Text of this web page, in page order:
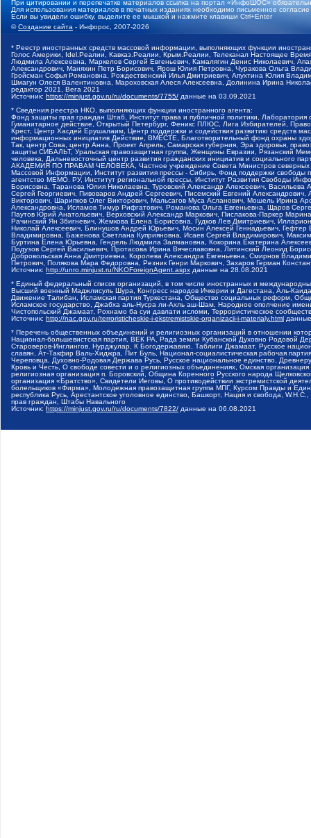
При цитировании и перепечатке материалов ссылка на портал «ИнфоШОС»
Для использования материалов в печатных изданиях необходимо письменное
Если вы увидели ошибку, выделите ее мышкой и нажмите клавиши Ctrl+Enter
©Создание сайта - Инфорос, 2007-2026
* Реестр иностранных средств массовой информации, выполняющих функции
Голос Америки, Idel.Реалии, Кавказ.Реалии, Крым.Реалии, Телеканал Настоящее
Людмила Алексеевна, Маркелов Сергей Евгеньевич, Камалягин Денис Николаевич,
Александрович, Маняхин Петр Борисович, Ярош Юлия Петровна, Чуракова Ольга
Гройсман Софья Романовна, Рождественский Илья Дмитриевич, Апухтина Юлия
Шмагун Олеся Валентиновна, Мароховская Алеся Алексеевна, Долинина Ирина
редактор 2021, Вега 2021
Источник: https://minjust.gov.ru/ru/documents/7755/ данные на 03.09.2021
* Сведения реестра НКО, выполняющих функции иностранного агента:
Фонд защиты прав граждан Штаб, Институт права и публичной политики,
Гуманитарное действие, Открытый Петербург, Феникс ПЛЮС, Лига Избирателей,
Крест, Центр Хасдей Ерушалаим, Центр поддержки и содействия развитию средств
информационных инициатив Действие, ВМЕСТЕ, Благотворительный фонд охраны
Так, центр Сова, центр Анна, Проект Апрель, Самарская губерния, Эра здоровья,
защиты СИБАЛЬТ, Уральская правозащитная группа, Женщины Евразии, Рязанский
человека, Дальневосточный центр развития гражданских инициатив и социального
АКАДЕМИЯ ПО ПРАВАМ ЧЕЛОВЕКА, Частное учреждение Совета Министров северных
Массовой Информации, Институт развития прессы - Сибирь, Фонд поддержки
агентство МЕМО. РУ, Институт региональной прессы, Институт Развития Свободы
Борисовна, Таранова Юлия Николаевна, Туровский Александр Алексеевич,
Сергей Георгиевич, Пивоваров Андрей Сергеевич, Писемский Евгений
Викторович, Шарипков Олег Викторович, Мальсагов Муса Асланович, Мошель Ирина
Александровна, Исламов Тимур Рифгатович, Романова Ольга Евгеньевна, Щаров
Паутов Юрий Анатольевич, Верховский Александр Маркович, Пислакова-Паркер
Рачинский Ян Збигневич, Жемкова Елена Борисовна, Гудков Лев Дмитриевич,
Николай Алексеевич, Блинушов Андрей Юрьевич, Мосин Алексей Геннадьевич,
Владимировна, Баженова Светлана Куприяновна, Исаев Сергей Владимирович,
Буртина Елена Юрьевна, Гендель Людмила Залмановна, Кокорина Екатерина
Подузов Сергей Васильевич, Протасова Ирина Вячеславовна, Литинский Леонид
Добровольская Анна Дмитриевна, Королева Александра Евгеньевна, Смирнов
Петрович, Полякова Мара Федоровна, Резник Генри Маркович, Захаров Герман
Источник: http://unro.minjust.ru/NKOForeignAgent.aspx данные на 28.08.2021
* Единый федеральный список организаций, в том числе иностранных и
Высший военный Маджлисуль Шура, Конгресс народов Ичкерии и Дагестана, Аль-
Движение Талибан, Исламская партия Туркестана, Общество социальных реформ,
Исламское государство, Джабха аль-Нусра ли-Ахль аш-Шам, Народное ополчение
Чистопольский Джамаат, Рохнамо ба суи давлати исломи, Террористическое
Источник: http://nac.gov.ru/terroristicheskie-i-ekstremistskie-organizacii-i-materialy.html
* Перечень общественных объединений и религиозных организаций в отношении
Национал-большевистская партия, ВЕК РА, Рада земли Кубанской Духовно Родовой
Староверов-Инглингов, Нурджулар, К Богодержавию, Таблиги Джамаат, Русское
славян, Ат-Такфир Валь-Хиджра, Пит Буль, Национал-социалистическая рабочая
Череповца, Духовно-Родовая Держава Русь, Русское национальное единство,
Кровь и Честь, О свободе совести и о религиозных объединениях, Омская
религиозная организация п. Боровский, Община Коренного Русского народа
организация «Братство», Свидетели Иеговы, О противодействии экстремистской
болельщиков «Фирма», Молодежная правозащитная группа МПГ, Курсом Правды и
республика Русь, Арестантское уголовное единство, Башкорт, Нация и свобода,
прав граждан, Штабы Навального
Источник: https://minjust.gov.ru/ru/documents/7822/ данные на 06.08.2021